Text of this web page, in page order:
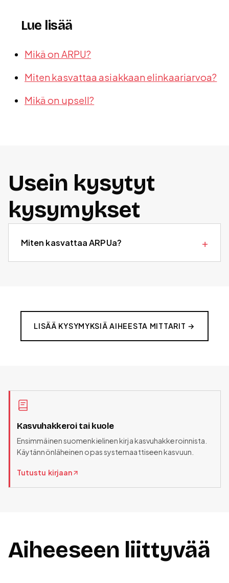
Lue lisää
Mikä on ARPU?
Miten kasvattaa asiakkaan elinkaariarvoa?
Mikä on upsell?
Usein kysytyt
kysymykset
Miten kasvattaa ARPUa?
LISÄÄ KYSYMYKSIÄ AIHEESTA MITTARIT →
Kasvuhakkeroi tai kuole
Ensimmäinen suomenkielinen kirja kasvuhakkeroinnista.
Käytännönläheinen opas systemaattiseen kasvuun.
Tutustu kirjaan
Aiheeseen liittyvää